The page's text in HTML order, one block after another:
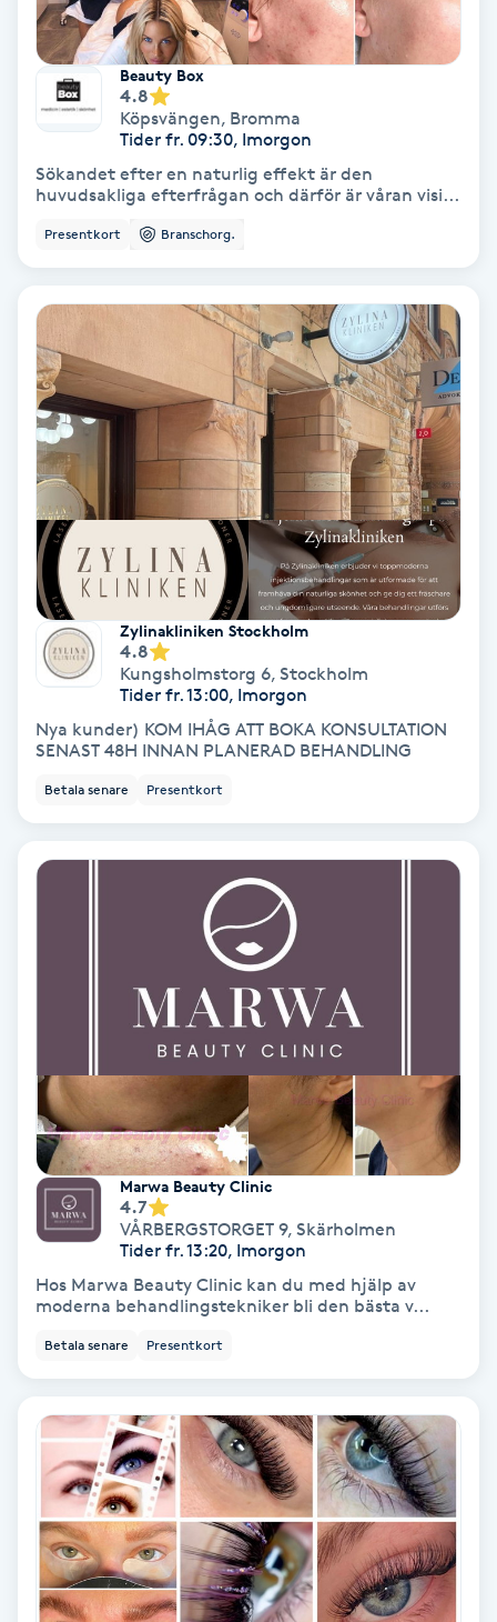
Enzympeeling
Extensions
Extensions borttagning
Eyeliner-tatuering
Faceliftmassage
Fet hårbotten
Fettreducering
Fibromassage
Fillers
Fotmassage
Fotsvamp
Fotvård
Fransförlängning
Fransförlängning Megavolym
Fransförlängning Volym
Fransk manikyr
Fransrengöring
Frekvensterapi
Friskvårdsmassage
Frisör
Funktionsanalys
Beauty Box
4.8
Köpsvängen, Bromma
Tider fr. 09:30, Imorgon
Sökandet efter en naturlig effekt är den
huvudsakliga efterfrågan och därför är våran visi...
Presentkort Branschorg.
Zylinakliniken Stockholm
4.8
Kungsholmstorg 6, Stockholm
Tider fr. 13:00, Imorgon
Nya kunder) KOM IHÅG ATT BOKA KONSULTATION
SENAST 48H INNAN PLANERAD BEHANDLING
Betala senare Presentkort
Marwa Beauty Clinic
4.7
VÅRBERGSTORGET 9, Skärholmen
Tider fr. 13:20, Imorgon
Hos Marwa Beauty Clinic kan du med hjälp av
moderna behandlingstekniker bli den bästa v...
Betala senare Presentkort